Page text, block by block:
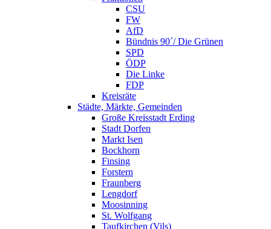
CSU
FW
AfD
Bündnis 90´/ Die Grünen
SPD
ÖDP
Die Linke
FDP
Kreisräte
Städte, Märkte, Gemeinden
Große Kreisstadt Erding
Stadt Dorfen
Markt Isen
Bockhorn
Finsing
Forstern
Fraunberg
Lengdorf
Moosinning
St. Wolfgang
Taufkirchen (Vils)